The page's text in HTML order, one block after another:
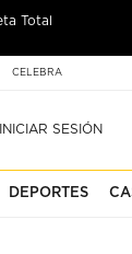
Total
CELEBRA
INICIAR SESIÓN
DEPORTES